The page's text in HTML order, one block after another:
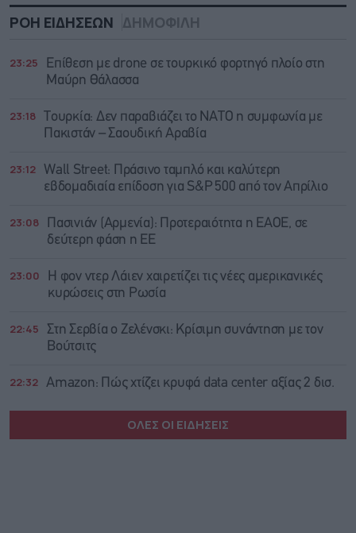
ΡΟΗ ΕΙΔΗΣΕΩΝ ΔΗΜΟΦΙΛΗ
23:25
Επίθεση με drone σε τουρκικό φορτηγό πλοίο στη
Μαύρη Θάλασσα
23:18
Τουρκία: Δεν παραβιάζει το ΝΑΤΟ η συμφωνία με
Πακιστάν – Σαουδική Αραβία
23:12
Wall Street: Πράσινο ταμπλό και καλύτερη
εβδομαδιαία επίδοση για S&P 500 από τον Απρίλιο
23:08
Πασινιάν (Αρμενία): Προτεραιότητα η ΕΑΟΕ, σε
δεύτερη φάση η ΕΕ
23:00
Η φον ντερ Λάιεν χαιρετίζει τις νέες αμερικανικές
κυρώσεις στη Ρωσία
22:45
Στη Σερβία ο Ζελένσκι: Κρίσιμη συνάντηση με τον
Βούτσιτς
22:32 Amazon: Πώς χτίζει κρυφά data center αξίας 2 δισ.
ΟΛΕΣ ΟΙ ΕΙΔΗΣΕΙΣ